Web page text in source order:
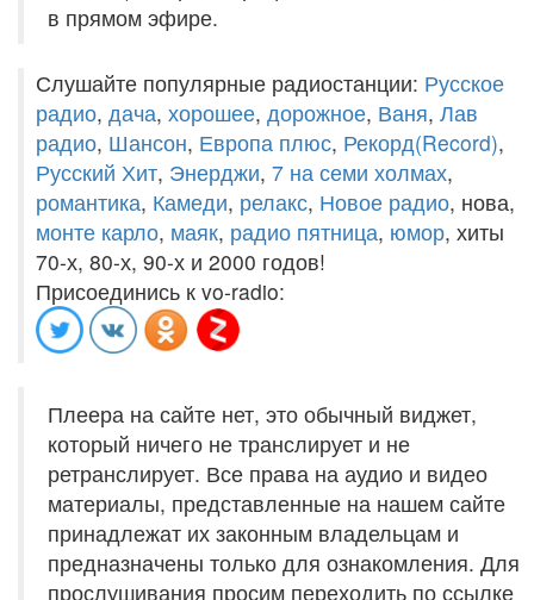
в прямом эфире.
Слушайте популярные радиостанции: Русское
радио, дача, хорошее, дорожное, Ваня, Лав
радио, Шансон, Европа плюс, Рекорд(Record),
Русский Хит, Энерджи, 7 на семи холмах,
романтика, Камеди, релакс, Новое радио, нова,
монте карло, маяк, радио пятница, юмор, хиты
70-х, 80-х, 90-х и 2000 годов!
Присоединись к vo-radio:
Плеера на сайте нет, это обычный виджет,
который ничего не транслирует и не
ретранслирует. Все права на аудио и видео
материалы, представленные на нашем сайте
принадлежат их законным владельцам и
предназначены только для ознакомления. Для
прослушивания просим переходить по ссылке